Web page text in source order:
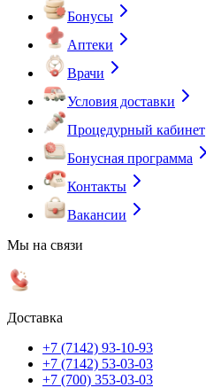
Бонусы
Аптеки
Врачи
Условия доставки
Процедурный кабинет
Бонусная программа
Контакты
Вакансии
Мы на связи
Доставка
+7 (7142) 93-10-93
+7 (7142) 53-03-03
+7 (700) 353-03-03